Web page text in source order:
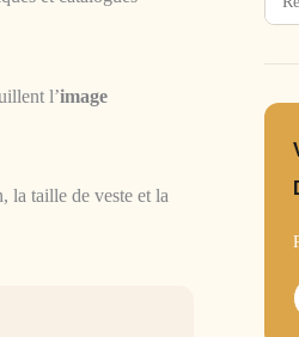
l’image
la taille de veste et la